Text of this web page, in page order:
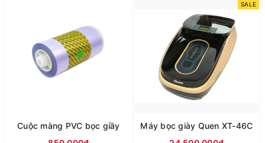
Cuộc màng PVC bọc giầy
SALE
Máy bọc giày Quen XT-46C